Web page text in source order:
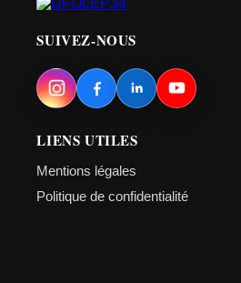
SUIVEZ-NOUS
LIENS UTILES
Mentions légales
Politique de confidentialité